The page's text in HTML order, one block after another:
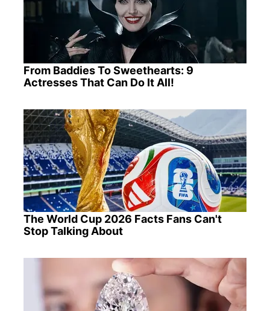
From Baddies To Sweethearts: 9
Actresses That Can Do It All!
The World Cup 2026 Facts Fans Can't
Stop Talking About